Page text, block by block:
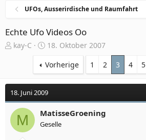
UFOs, Ausserirdische und Raumfahrt
Echte Ufo Videos Oo
E
e
l
l
e
kay-C
E
s
t
e
l
l
t
a
18. Oktober 2007
Vorherige
1 2 3 4 5
18. Juni 2009
M MatisseGroening
Geselle